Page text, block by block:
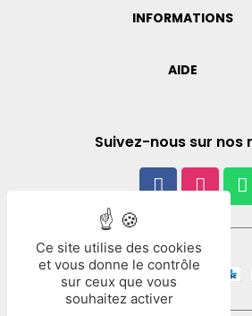
INFORMATIONS
AIDE
Suivez-nous sur nos
Paiement
Ce site utilise des cookies
et vous donne le contrôle
sur ceux que vous
souhaitez activer